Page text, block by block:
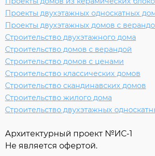
Проекты двухэтажных односкатных
Проекты двухэтажных домов с
Строительство двухэтажного дома
Строительство домов с верандой
Строительство домов с ценами
Строительство классических домов
Строительство скандинавских домов
Строительство жилого дома
Строительство двухэтажных
Архитектурный проект №ИС-1
Не является офертой.